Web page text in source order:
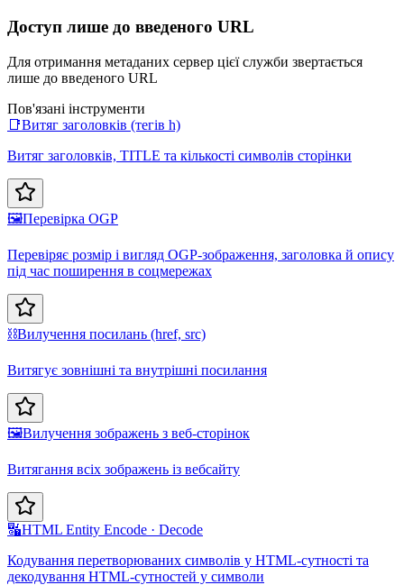
Доступ лише до введеного URL
Для отримання метаданих сервер цієї служби звертається
лише до введеного URL
Пов'язані інструменти
📑Витяг заголовків (тегів h)
Витяг заголовків, TITLE та кількості символів сторінки
🖼️Перевірка OGP
Перевіряє розмір і вигляд OGP-зображення, заголовка й опису
під час поширення в соцмережах
⛓️Вилучення посилань (href, src)
Витягує зовнішні та внутрішні посилання
🖼️Вилучення зображень з веб-сторінок
Витягання всіх зображень із вебсайту
🔣HTML Entity Encode · Decode
Кодування перетворюваних символів у HTML-сутності та
декодування HTML-сутностей у символи